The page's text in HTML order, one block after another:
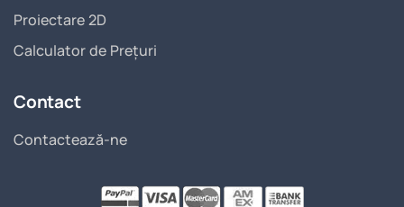
Proiectare 2D
Calculator de Prețuri
Contact
Contactează-ne